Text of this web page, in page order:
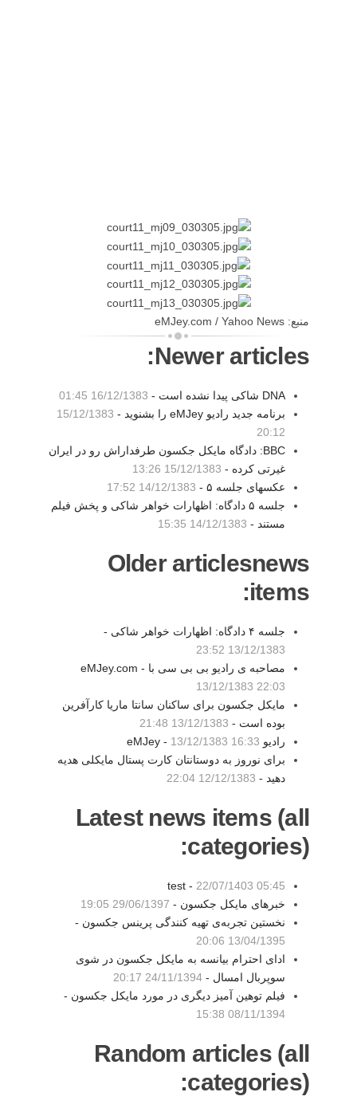
منبع: eMJey.com / Yahoo News
Newer articles:
DNA شاکی پیدا نشده است -
16/12/1383 01:45
برنامه جدید رادیو eMJey را بشنوید -
15/12/1383
20:12
BBC: دادگاه مایکل جکسون طرفداراش رو در ایران
غیرتی کرده - 15/12/1383 13:26
عکسهای جلسه ۵ -
14/12/1383 17:52
جلسه ۵ دادگاه: اظهارات خواهر شاکی و پخش فیلم
مستند - 14/12/1383 15:35
Older articlesnews
items:
جلسه ۴ دادگاه: اظهارات خواهر شاکی -
13/12/1383 23:52
مصاحبه ی رادیو بی بی سی با eMJey.com -
13/12/1383 22:03
مایکل جکسون برای ساکنان سانتا ماریا کارآفرین
بوده است - 13/12/1383 21:48
رادیو eMJey - 13/12/1383 16:33
برای نوروز به دوستانتان کارت پستال مایکلی هدیه
دهید - 12/12/1383 22:04
Latest news items (all
categories):
test - 22/07/1403 05:45
خبرهای مایکل جکسون - 29/06/1397 19:05
نخستین تجربه‌ی تهیه کنندگی پرینس جکسون -
13/04/1395 20:06
ادای احترام بیانسه به مایکل جکسون در شوی
سوپربال امسال - 24/11/1394 20:17
فیلم توهین آمیز دیگری در مورد مایکل جکسون -
08/11/1394 15:38
Random articles (all
categories):